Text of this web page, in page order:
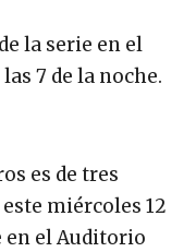
la serie en el
7 de la noche.
es de tres
miércoles 12
en el Auditorio